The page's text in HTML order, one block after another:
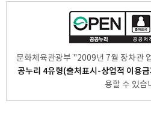
문화체육관광부 "2009년 7월 장차관
공누리 4유형(출처표시-상업적 이용
용할 수 있습